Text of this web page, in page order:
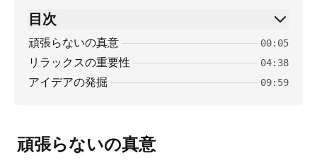
目次
頑張らないの真意 00:05
リラックスの重要性 04:38
アイデアの発掘 09:59
頑張らないの真意